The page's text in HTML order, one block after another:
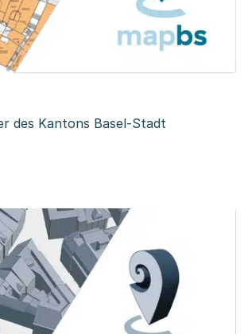
des Kantons Basel-Stadt